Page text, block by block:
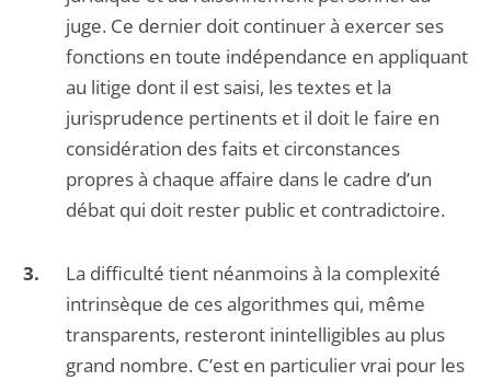
juge. Ce dernier doit continuer à exercer ses
fonctions en toute indépendance en appliquant
au litige dont il est saisi, les textes et la
jurisprudence pertinents et il doit le faire en
considération des faits et circonstances
propres à chaque affaire dans le cadre d’un
débat qui doit rester public et contradictoire.
La difficulté tient néanmoins à la complexité
intrinsèque de ces algorithmes qui, même
transparents, resteront inintelligibles au plus
grand nombre. C’est en particulier vrai pour les